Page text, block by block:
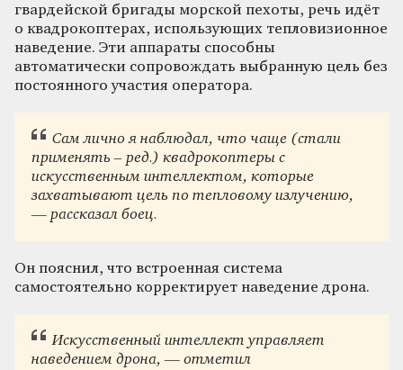
гвардейской бригады морской пехоты, речь идёт
о квадрокоптерах, использующих тепловизионное
наведение. Эти аппараты способны
автоматически сопровождать выбранную цель без
постоянного участия оператора.
Сам лично я наблюдал, что чаще (стали
применять – ред.) квадрокоптеры с
искусственным интеллектом, которые
захватывают цель по тепловому излучению,
— рассказал боец.
Он пояснил, что встроенная система
самостоятельно корректирует наведение дрона.
Искусственный интеллект управляет
наведением дрона, — отметил